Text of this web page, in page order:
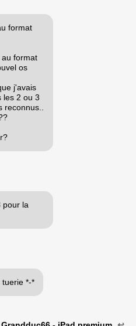
format
au format
os
j'avais
les 2 ou 3
pour la
*-*